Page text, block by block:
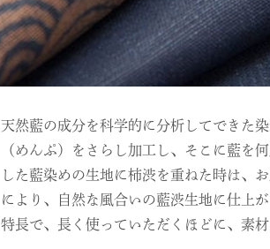
天然藍の成分を科学的に分析してできた
（めんぷ）をさらし加工し、そこに藍を
した藍染めの生地に柿渋を重ねた時は、
により、自然な風合いの藍渋生地に仕上
特長で、長く使っていただくほどに、素材